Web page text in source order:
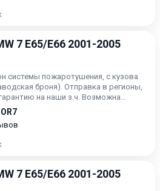
7 E65/E66 2001-2005
системы пожаротушения, с кузова
броня). Отправка в регионы,
на наши з.ч. Возможна
запчасти на н...
7 E65/E66 2001-2005